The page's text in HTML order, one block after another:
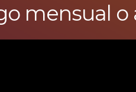
mensual o